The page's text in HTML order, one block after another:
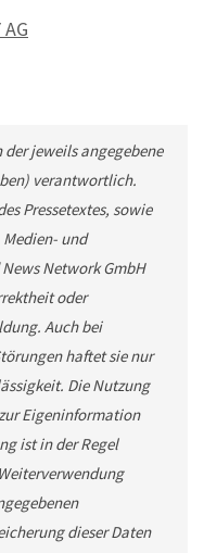
jeweils angegebene
verantwortlich.
Pressetextes, sowie
und
Network GmbH
oder
Auch bei
haftet sie nur
Die Nutzung
Eigeninformation
ist in der Regel
dieser Daten